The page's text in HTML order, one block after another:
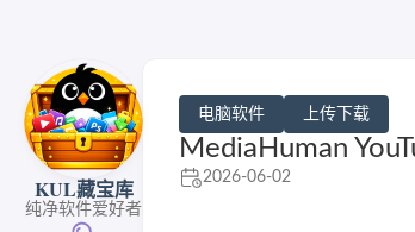
KUL藏宝库
纯净软件爱好者
电脑软件 上传下载
MediaHuman
2026-06-02